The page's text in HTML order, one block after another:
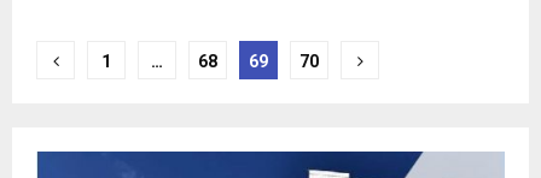
Posts
1 … 68 69 70